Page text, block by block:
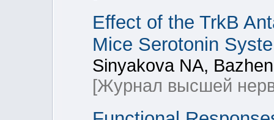
Effect of the TrkB
Mice Serotonin
Sinyakova NA,
[Журнал высшей